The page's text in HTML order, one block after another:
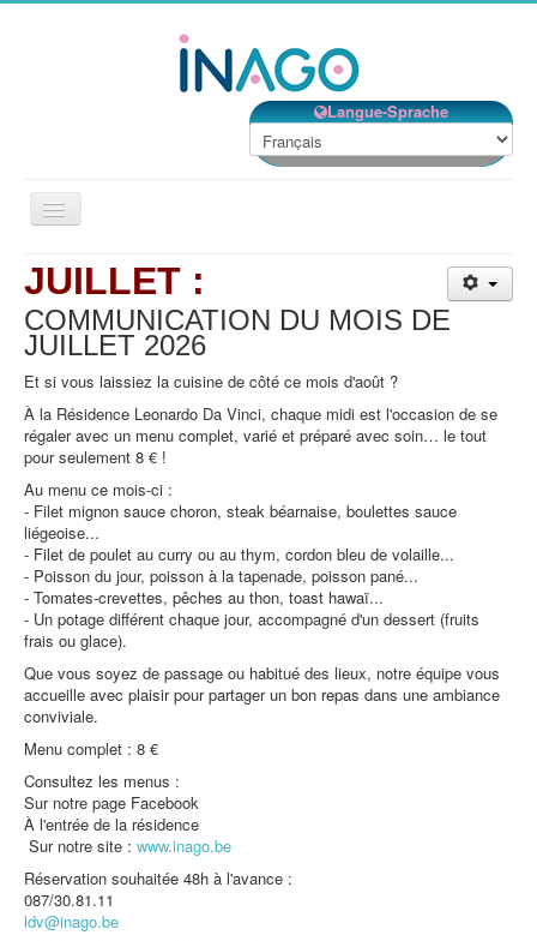
Langue-Sprache
Basculer
la
Accueil
Nos établissements
Nos services
Notre Structure
Bénévolat
Contact
EMPLOIS
Protection des données
JUILLET :
COMMUNICATION DU MOIS DE
JUILLET 2026
Et si vous laissiez la cuisine de côté ce mois d'août ?
À la Résidence Leonardo Da Vinci, chaque midi est l'occasion de se
régaler avec un menu complet, varié et préparé avec soin… le tout
pour seulement 8 € !
Au menu ce mois-ci :
- Filet mignon sauce choron, steak béarnaise, boulettes sauce
liégeoise...
- Filet de poulet au curry ou au thym, cordon bleu de volaille...
- Poisson du jour, poisson à la tapenade, poisson pané...
- Tomates-crevettes, pêches au thon, toast hawaï...
- Un potage différent chaque jour, accompagné d'un dessert (fruits
frais ou glace).
Que vous soyez de passage ou habitué des lieux, notre équipe vous
accueille avec plaisir pour partager un bon repas dans une ambiance
conviviale.
Menu complet : 8 €
Consultez les menus :
Sur notre page Facebook
À l'entrée de la résidence
Sur notre site : www.inago.be
Réservation souhaitée 48h à l'avance :
087/30.81.11
ldv@inago.be